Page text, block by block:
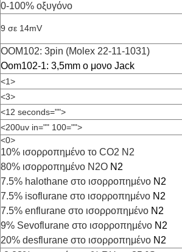
0-100% οξυγόνο
9 σε 14mV
OOM102: 3pin (Molex 22-11-1031)
Oom102-1: 3,5mm ο μονο Jack
<1>
<3>
<12 seconds="">
<200uv in="" 100="">
<0>
10% ισορροπημένο το CO2 Ν2
80% ισορροπημένο Ν2Ο Ν2
7.5% halothane στο ισορροπημένο Ν2
7.5% isoflurane στο ισορροπημένο Ν2
7.5% enflurane στο ισορροπημένο Ν2
9% Sevoflurane στο ισορροπημένο Ν2
20% desflurane στο ισορροπημένο Ν2